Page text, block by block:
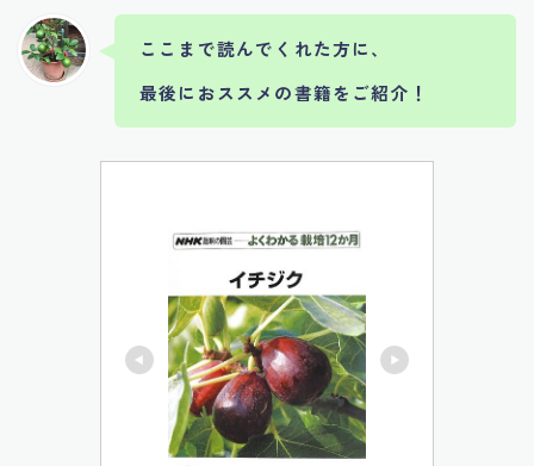
ここまで読んでくれた方に、
最後におススメの書籍をご紹介！